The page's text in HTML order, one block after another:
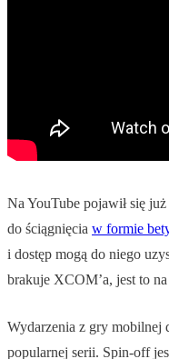
Na YouTube pojawił się
do ściągnięcia w formie
i dostęp mogą do niego
brakuje XCOM’a, jest to
Wydarzenia z gry mobilnej
popularnej serii. Spin-off